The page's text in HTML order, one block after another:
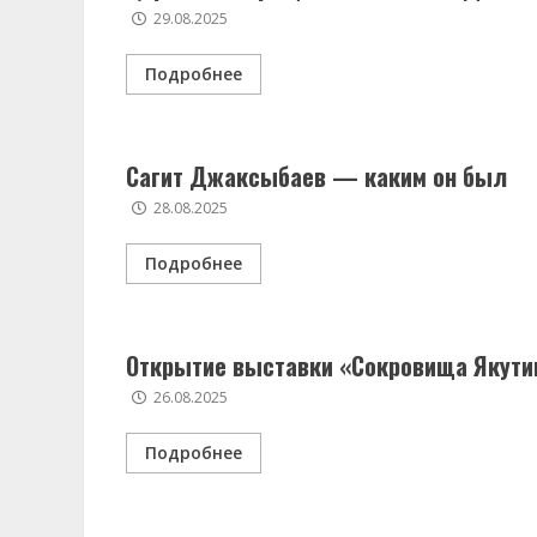
29.08.2025
Подробнее
Сагит Джаксыбаев — каким он был
28.08.2025
Подробнее
Открытие выставки «Сокровища
26.08.2025
Подробнее